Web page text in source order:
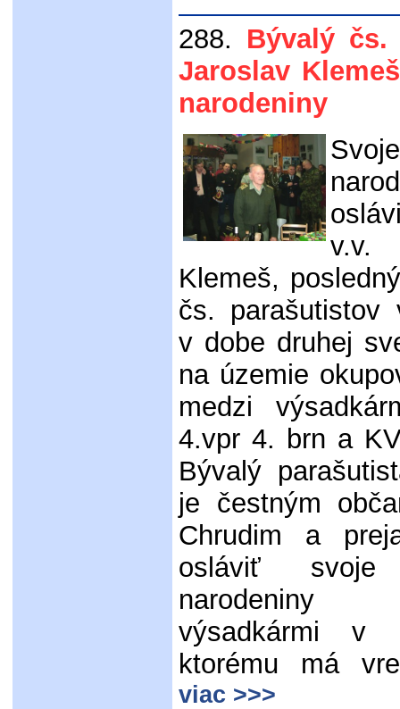
288. Bývalý čs.
Jaroslav
narodeniny
v.v.
Klemeš,
čs. parašutistov
v dobe druhej
na územie
medzi
4.vpr 4. brn a
Bývalý
je čestným
Chrudim a
osláviť
výsadkármi v
ktorému má
viac >>>